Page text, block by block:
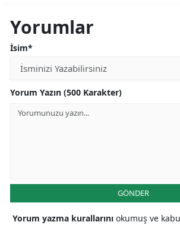
Yorumlar
İsim*
Yorum Yazın (500 Karakter)
GÖNDER
Yorum yazma kurallarını okumuş ve